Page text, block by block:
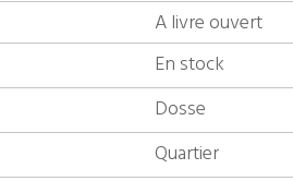
A livre ouvert
En stock
Dosse
Quartier